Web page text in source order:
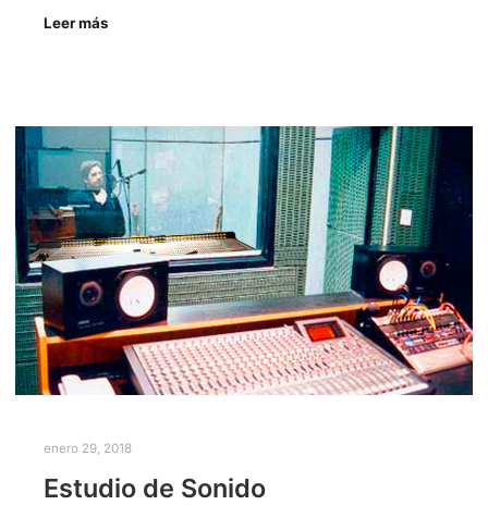
Leer más
enero 29, 2018
Estudio de Sonido